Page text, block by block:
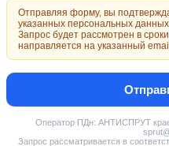
Отправляя форму, вы
указанных персональных
Запрос будет рассмотрен в
направляется на указанный
Оператор ПДн: АНТИСПРУТ
Запрос рассматривается в